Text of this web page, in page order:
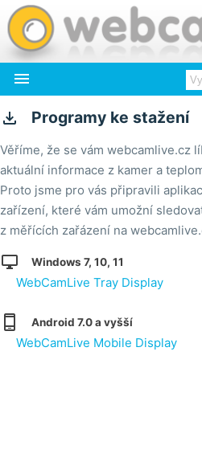


Programy ke stažení
Věříme, že se vám webcamlive.cz
aktuální informace z kamer a
Proto jsme pro vás připravili
zařízení, které vám umožní
z měřících zařázení na
 Windows 7, 10, 11
WebCamLive Tray Display
 Android 7.0 a vyšší
WebCamLive Mobile Display